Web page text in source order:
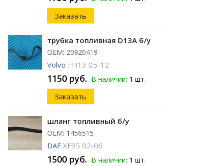
Заказать
трубка топливная D13A б/у
ОЕМ: 20920419
Volvo FH13 05-12
1150 руб. В наличии: 1 шт.
Заказать
шланг топливный б/у
ОЕМ: 1456515
DAF XF95 02-06
1500 руб. В наличии: 1 шт.